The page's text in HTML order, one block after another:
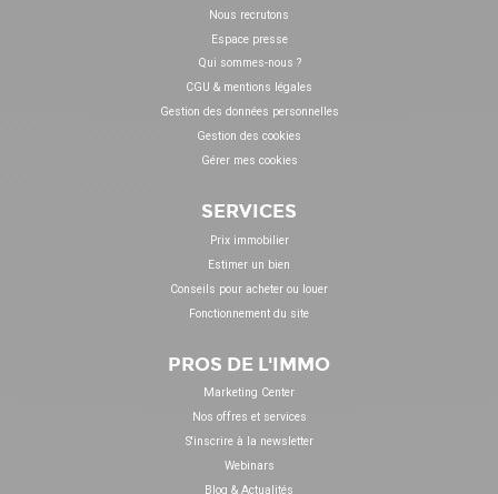
Nous recrutons
Espace presse
Qui sommes-nous ?
CGU & mentions légales
Gestion des données personnelles
Gestion des cookies
Gérer mes cookies
SERVICES
Prix immobilier
Estimer un bien
Conseils pour acheter ou louer
Fonctionnement du site
PROS DE L'IMMO
Marketing Center
Nos offres et services
S'inscrire à la newsletter
Webinars
Blog & Actualités